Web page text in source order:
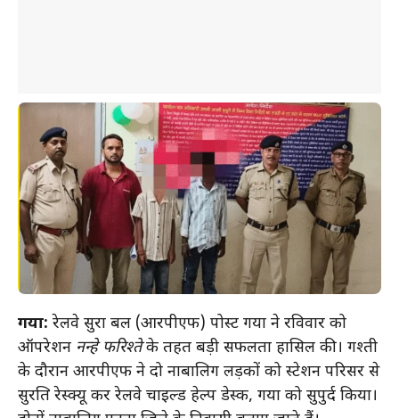
गया: रेलवे सुरक्षा बल (आरपीएफ) पोस्ट गया ने रविवार को
ऑपरेशन नन्हे फरिश्तेके तहत बड़ी सफलता हासिल की। गश्ती
के दौरान आरपीएफ ने दो नाबालिग लड़कों को स्टेशन परिसर से
सुरक्षित रेस्क्यू कर रेलवे चाइल्ड हेल्प डेस्क, गया को सुपुर्द किया।